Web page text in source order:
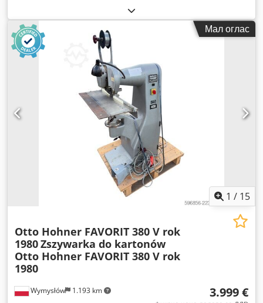
Мал оглас
1 / 15
Wymysłów 1.193 km
Otto Hohner FAVORIT 380 V rok
1980Zszywarka do kartonów
Otto Hohner FAVORIT 380 V rok
1980
3.999 €